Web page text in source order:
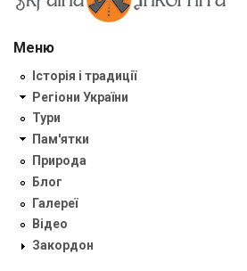
Меню
Історія і традиції
Регіони України
Тури
Пам'ятки
Природа
Блог
Галереї
Відео
Закордон